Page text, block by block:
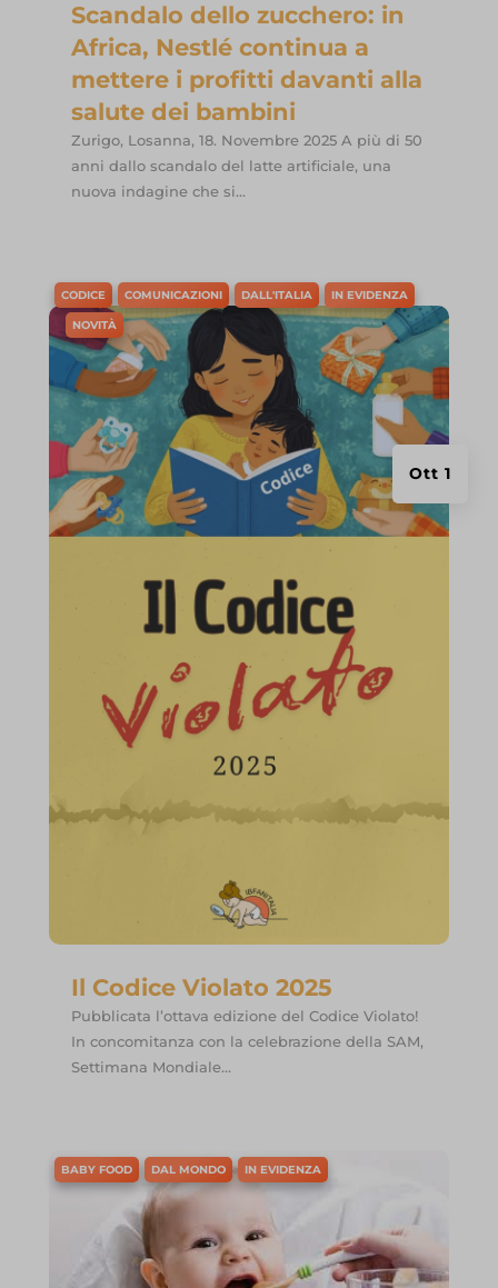
Scandalo dello zucchero: in
Africa, Nestlé continua a
mettere i profitti davanti alla
salute dei bambini
Zurigo, Losanna, 18. Novembre 2025 A più di 50
anni dallo scandalo del latte artificiale, una
nuova indagine che si...
Il Codice Violato 2025
Ott 1
CODICE COMUNICAZIONI DALL'ITALIA IN EVIDENZA
NOVITÀ
Pubblicata l’ottava edizione del Codice Violato!
In concomitanza con la celebrazione della SAM,
Settimana Mondiale...
BABY FOOD DAL MONDO IN EVIDENZA